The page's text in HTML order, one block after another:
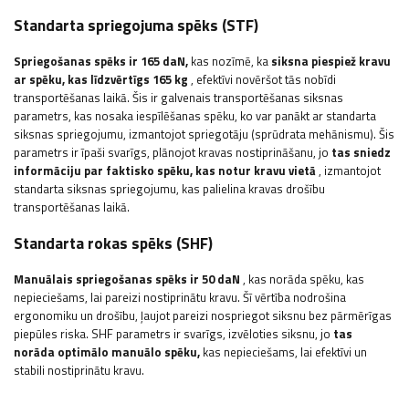
Standarta spriegojuma spēks (STF)
Spriegošanas spēks ir 165 daN, kas nozīmē, ka siksna piespiež kravu
ar spēku, kas līdzvērtīgs 165 kg , efektīvi novēršot tās nobīdi
transportēšanas laikā. Šis ir galvenais transportēšanas siksnas
parametrs, kas nosaka iespīlēšanas spēku, ko var panākt ar standarta
siksnas spriegojumu, izmantojot spriegotāju (sprūdrata mehānismu). Šis
parametrs ir īpaši svarīgs, plānojot kravas nostiprināšanu, jo tas sniedz
informāciju par faktisko spēku, kas notur kravu vietā, izmantojot
standarta siksnas spriegojumu, kas palielina kravas drošību
transportēšanas laikā.
Standarta rokas spēks (SHF)
Manuālais spriegošanas spēks ir 50 daN , kas norāda spēku, kas
nepieciešams, lai pareizi nostiprinātu kravu. Šī vērtība nodrošina
ergonomiku un drošību, ļaujot pareizi nospriegot siksnu bez pārmērīgas
piepūles riska. SHF parametrs ir svarīgs, izvēloties siksnu, jo tas
norāda optimālo manuālo spēku, kas nepieciešams, lai efektīvi un
stabili nostiprinātu kravu.